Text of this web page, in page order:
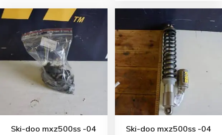
Ski-doo mxz500ss -04
Ski-doo mxz500ss -04